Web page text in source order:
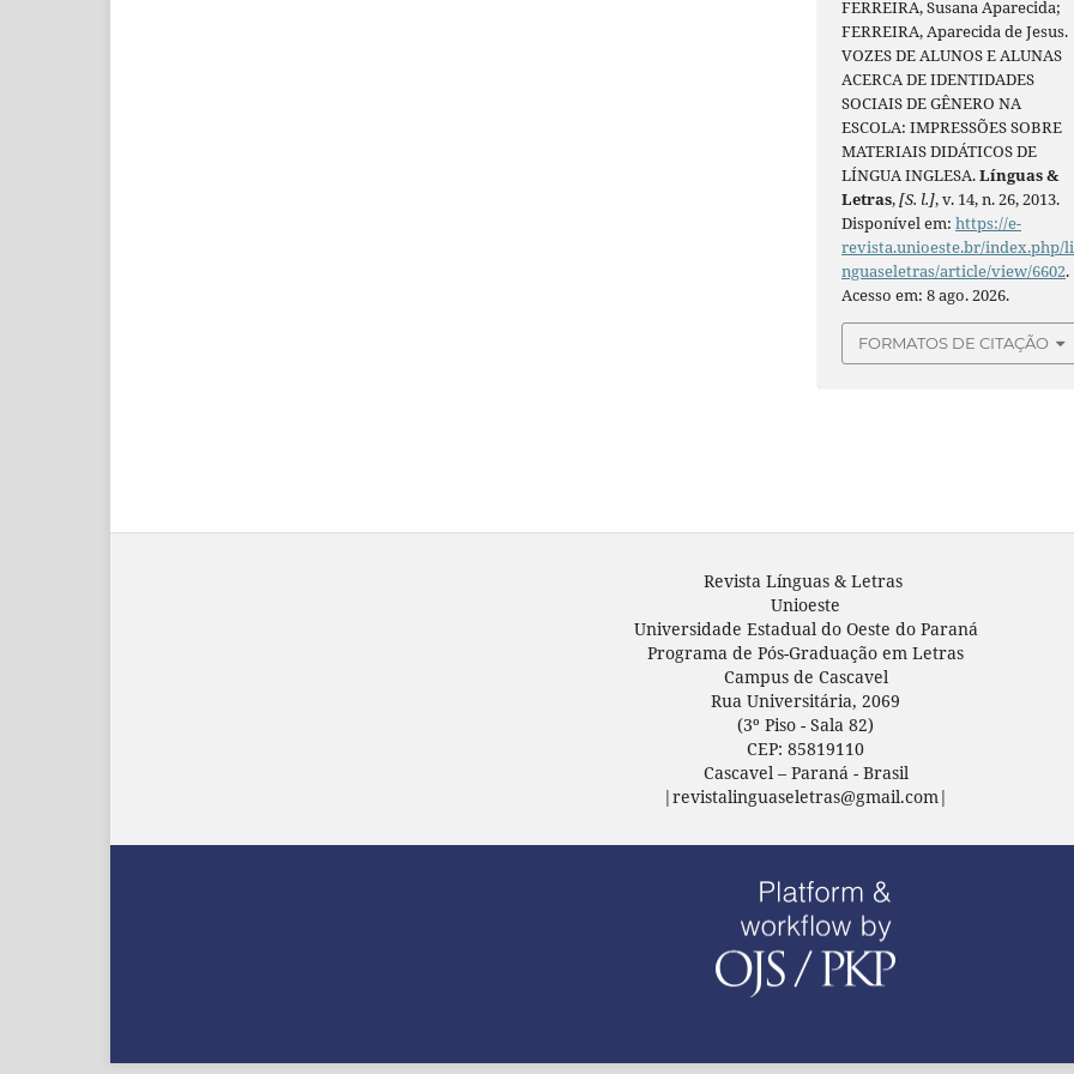
FERREIRA, Susana Aparecida;
FERREIRA, Aparecida de Jesus.
VOZES DE ALUNOS E ALUNAS
ACERCA DE IDENTIDADES
SOCIAIS DE GÊNERO NA
ESCOLA: IMPRESSÕES SOBRE
MATERIAIS DIDÁTICOS DE
LÍNGUA INGLESA.Línguas &
Letras,[S. l.], v. 14, n. 26, 2013.
Disponível em:https://e-
revista.unioeste.br/index.php/li
nguaseletras/article/view/6602.
Acesso em: 8 ago. 2026.
FORMATOS DE CITAÇÃO
Revista Línguas & Letras
Unioeste
Universidade Estadual do Oeste do Paraná
Programa de Pós-Graduação em Letras
Campus de Cascavel
Rua Universitária, 2069
(3º Piso - Sala 82)
CEP: 85819110
Cascavel – Paraná - Brasil
|revistalinguaseletras@gmail.com|